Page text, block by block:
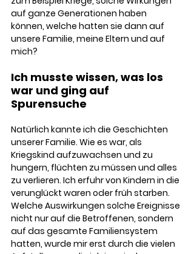
auf ganze Generationen haben
können, welche hatten sie dann auf
unsere Familie, meine Eltern und auf
mich?
Ich musste wissen, was los
war und ging auf
Spurensuche
Natürlich kannte ich die Geschichten
unserer Familie. Wie es war, als
Kriegskind aufzuwachsen und zu
hungern, flüchten zu müssen und alles
zu verlieren. Ich erfuhr von Kindern in die
verunglückt waren oder früh starben.
Welche Auswirkungen solche Ereignisse
nicht nur auf die Betroffenen, sondern
auf das gesamte Familiensystem
hatten, wurde mir erst durch die vielen